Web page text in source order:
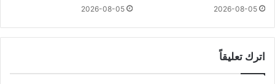
2026-08-05
2026-08-05
اترك تعليقاً